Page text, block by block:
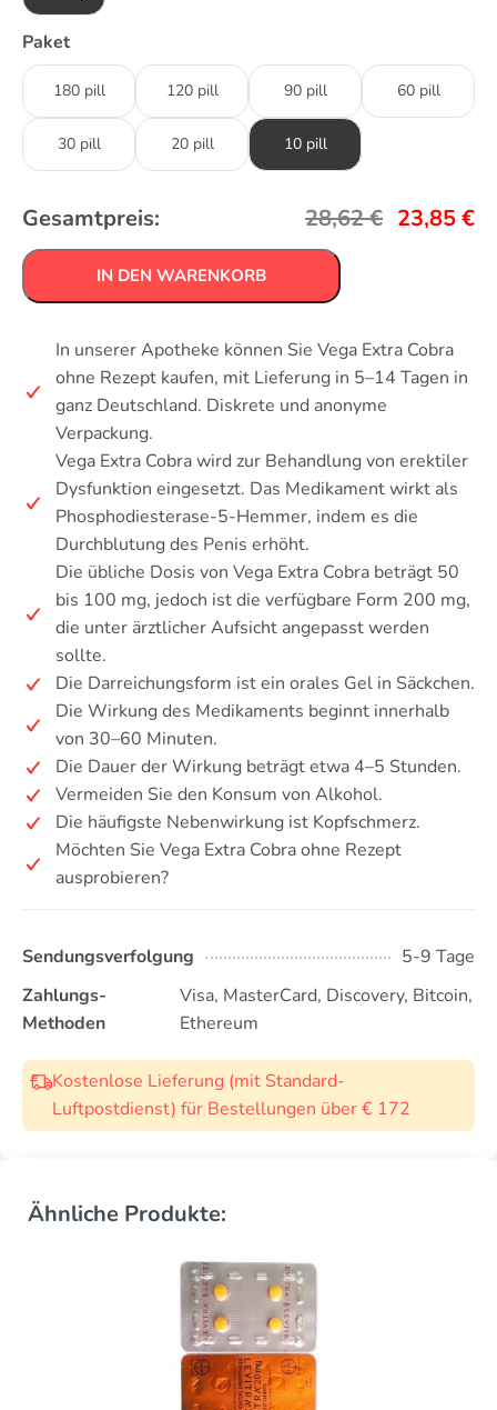
Paket
180 pill 120 pill 90 pill 60 pill
30 pill 20 pill 10 pill
Gesamtpreis: 28,62€ 23,85€
IN DEN WARENKORB
In unserer Apotheke können Sie Vega Extra Cobra
ohne Rezept kaufen, mit Lieferung in 5–14 Tagen in
ganz Deutschland. Diskrete und anonyme
Verpackung.
Vega Extra Cobra wird zur Behandlung von erektiler
Dysfunktion eingesetzt. Das Medikament wirkt als
Phosphodiesterase-5-Hemmer, indem es die
Durchblutung des Penis erhöht.
Die übliche Dosis von Vega Extra Cobra beträgt 50
bis 100 mg, jedoch ist die verfügbare Form 200 mg,
die unter ärztlicher Aufsicht angepasst werden
sollte.
Die Darreichungsform ist ein orales Gel in Säckchen.
Die Wirkung des Medikaments beginnt innerhalb
von 30–60 Minuten.
Die Dauer der Wirkung beträgt etwa 4–5 Stunden.
Vermeiden Sie den Konsum von Alkohol.
Die häufigste Nebenwirkung ist Kopfschmerz.
Möchten Sie Vega Extra Cobra ohne Rezept
ausprobieren?
Sendungsverfolgung
5-9 Tage
Zahlungs-
Methoden
Visa, MasterCard, Discovery, Bitcoin,
Ethereum
Kostenlose Lieferung (mit Standard-
Luftpostdienst) für Bestellungen über € 172
Ähnliche Produkte: